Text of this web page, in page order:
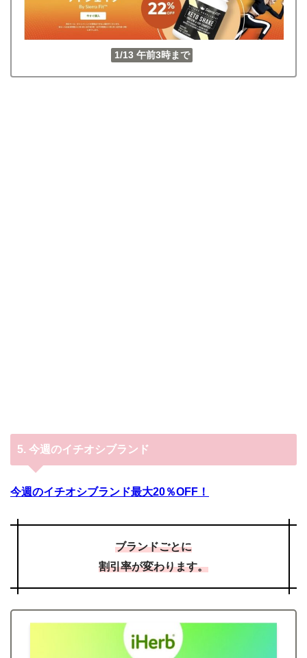
1/13 午前3時まで
5. 今週のイチオシブランド
今週のイチオシブランド最大20％OFF！
ブランドごとに
割引率が変わります。